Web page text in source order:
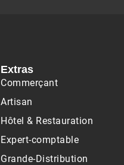
Extras
Commerçant
Artisan
Hôtel & Restauration
Expert-comptable
Grande-Distribution